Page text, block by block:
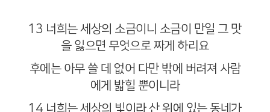
13 너희는 세상의 소금이니 소금이 만일 그 맛
을 잃으면 무엇으로 짜게 하리요
후에는 아무 쓸 데 없어 다만 밖에 버려져 사람
에게 밟힐 뿐이니라
14 너희는 세상의 빛이라 산 위에 있는 동네가